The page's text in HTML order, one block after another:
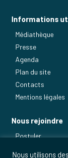
Informations
Médiathèque
Presse
Agenda
Plan du site
Contacts
Mentions légales
Nous rejoindre
Postuler
Nous utilisons